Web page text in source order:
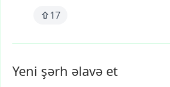
17
Yeni şərh əlavə et